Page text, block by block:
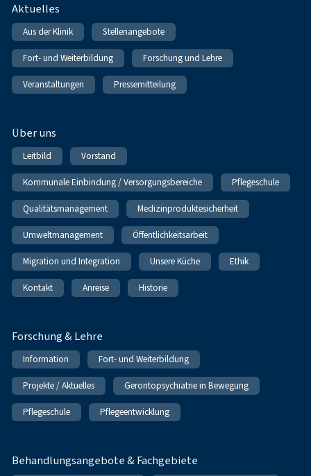
Fußnavigation
Aktuelles
Aus der Klinik Stellenangebote
Fort- und Weiterbildung Forschung und Lehre
Veranstaltungen Pressemitteilung
Über uns
Leitbild Vorstand
Kommunale Einbindung / Versorgungsbereiche Pflegeschule
Qualitätsmanagement Medizinproduktesicherheit
Umweltmanagement Öffentlichkeitsarbeit
Migration und Integration Unsere Küche Ethik
Kontakt Anreise Historie
Forschung & Lehre
Information Fort- und Weiterbildung
Projekte / Aktuelles Gerontopsychiatrie in Bewegung
Pflegeschule Pflegeentwicklung
Behandlungsangebote & Fachgebiete